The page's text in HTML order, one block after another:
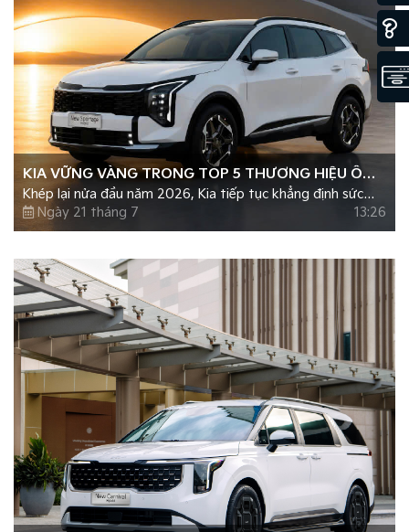
KIA VỮNG VÀNG TRONG TOP 5 THƯƠNG HIỆU Ô
TÔ BÁN CHẠY NHẤT NỬA ĐẦU NĂM 2026
Khép lại nửa đầu năm 2026, Kia tiếp tục khẳng định sức
hút trên thị trường ô tô Việt Nam với gần 16.000 xe được
bàn giao đến tay khách hàng, tăng trưởng hơn 50% so với
Ngày 21 tháng 7 13:26